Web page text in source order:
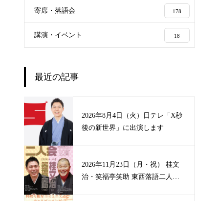
寄席・落語会 178
講演・イベント 18
最近の記事
2026年8月4日（火）日テレ「X秒
後の新世界」に出演します
2026年11月23日（月・祝） 桂文
治・笑福亭笑助 東西落語二人